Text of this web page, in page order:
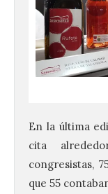
En la última
cita
congresistas,
que 55